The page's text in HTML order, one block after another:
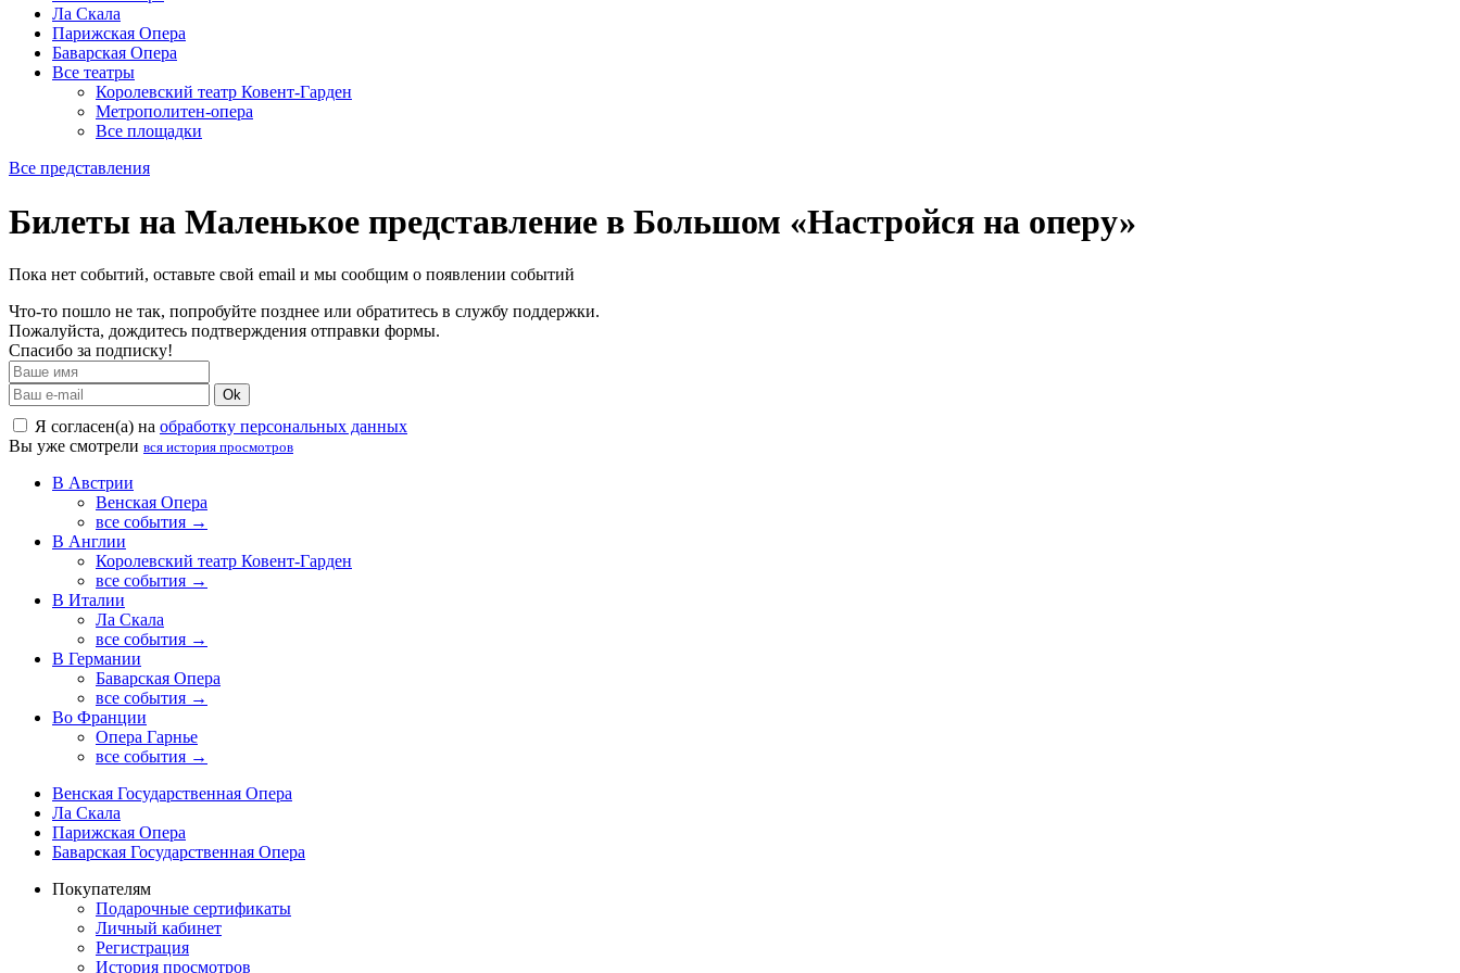
Ла Скала
Парижская Опера
Баварская Опера
Все театры
Королевский театр Ковент-Гарден
Метрополитен-опера
Все площадки
Все представления
Билеты на Маленькое представление в Большом «Настройся на оперу»
Пока нет событий, оставьте свой email и мы сообщим о появлении событий
Что-то пошло не так, попробуйте позднее или обратитесь в службу поддержки.
Пожалуйста, дождитесь подтверждения отправки формы.
Спасибо за подписку!
Ok
Я согласен(а) на обработку персональных данных
Вы уже смотрели вся история просмотров
В Австрии
Венская Опера
все события →
В Англии
Королевский театр Ковент-Гарден
все события →
В Италии
Ла Скала
все события →
В Германии
Баварская Опера
все события →
Во Франции
Опера Гарнье
все события →
Венская Государственная Опера
Ла Скала
Парижская Опера
Баварская Государственная Опера
Покупателям
Подарочные сертификаты
Личный кабинет
Регистрация
История просмотров